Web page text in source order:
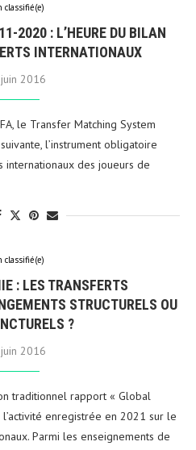
classifié(e)
2020 : L’HEURE DU BILAN
INTERNATIONAUX
2016
le Transfer Matching System
l’instrument obligatoire
internationaux des joueurs de
classifié(e)
: LES TRANSFERTS
STRUCTURELS OU
?
2016
traditionnel rapport « Global
enregistrée en 2021 sur le
Parmi les enseignements de